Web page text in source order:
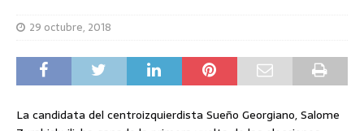
29 octubre, 2018
La candidata del centroizquierdista Sueño Georgiano, Salome